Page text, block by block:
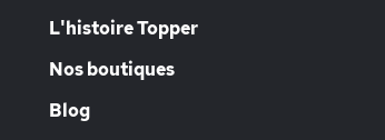
L'histoire Topper
Nos boutiques
Blog